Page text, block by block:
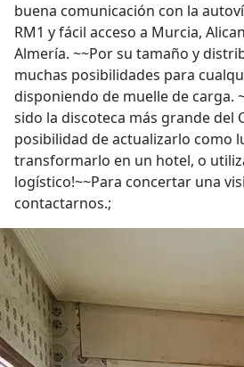
buena comunicación con la
RM1 y fácil acceso a Murcia,
Almería. ~~Por su tamaño y
muchas posibilidades para
disponiendo de muelle de carga.
sido la discoteca más grande del
posibilidad de actualizarlo como
transformarlo en un hotel, o
logístico!~~Para concertar una
contactarnos.;